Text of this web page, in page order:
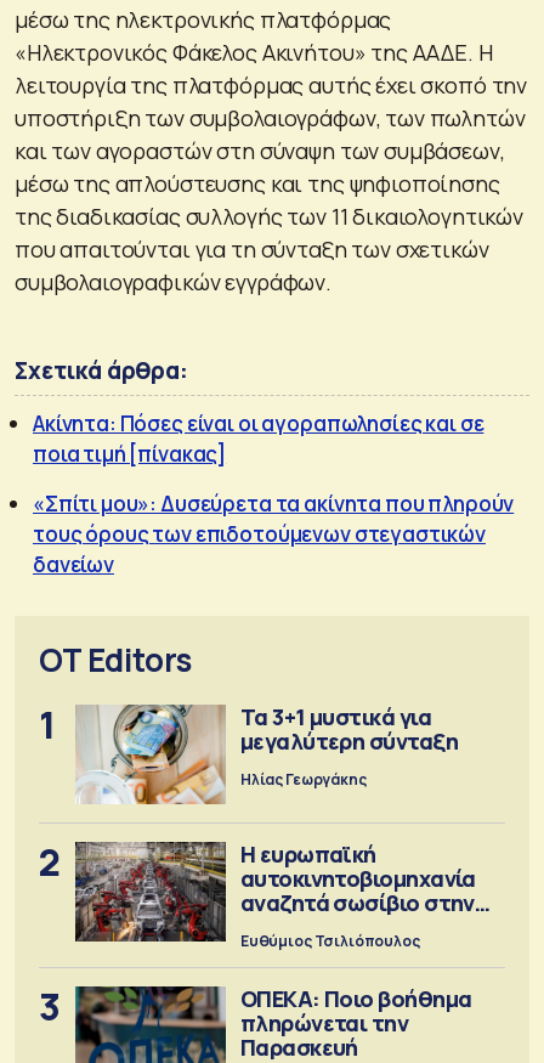
μέσω της ηλεκτρονικής πλατφόρμας
«Ηλεκτρονικός Φάκελος Ακινήτου» της ΑΑΔΕ. Η
λειτουργία της πλατφόρμας αυτής έχει σκοπό την
υποστήριξη των συμβολαιογράφων, των πωλητών
και των αγοραστών στη σύναψη των συμβάσεων,
μέσω της απλούστευσης και της ψηφιοποίησης
της διαδικασίας συλλογής των 11 δικαιολογητικών
που απαιτούνται για τη σύνταξη των σχετικών
συμβολαιογραφικών εγγράφων.
Σχετικά άρθρα:
Ακίνητα: Πόσες είναι οι αγοραπωλησίες και σε
ποια τιμή [πίνακας]
«Σπίτι μου»: Δυσεύρετα τα ακίνητα που πληρούν
τους όρους των επιδοτούμενων στεγαστικών
δανείων
OT Editors
1
Τα 3+1 μυστικά για
μεγαλύτερη σύνταξη
Ηλίας Γεωργάκης
2
Η ευρωπαϊκή
αυτοκινητοβιομηχανία
αναζητά σωσίβιο στην
Κίνα
Ευθύμιος Τσιλιόπουλος
3
ΟΠΕΚΑ: Ποιο βοήθημα
πληρώνεται την
Παρασκευή